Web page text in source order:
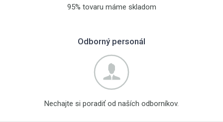
95% tovaru máme skladom
Odborný personál
Nechajte si poradiť od naších odborníkov.